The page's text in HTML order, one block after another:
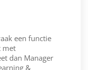
een functie
met
dan Manager
&